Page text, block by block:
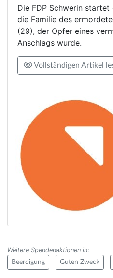
Die FDP Schwerin
die Familie des
(29), der Opfer eines
Anschlags wurde.
Vollständigen Artikel
Weitere Spendenaktionen in:
Beerdigung Guten Zweck